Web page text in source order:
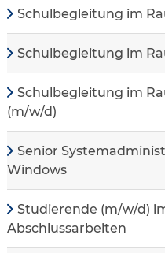
Schulbegleitung im
Schulbegleitung im
Schulbegleitung im
(m/w/d)
Senior
Windows
Studierende (m/w/d)
Abschlussarbeiten